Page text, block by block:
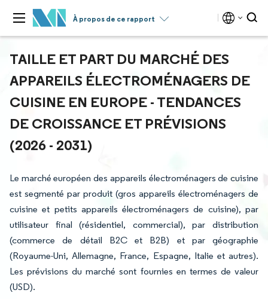
À propos de ce rapport
TAILLE ET PART DU MARCHÉ DES
APPAREILS ÉLECTROMÉNAGERS DE
CUISINE EN EUROPE - TENDANCES
DE CROISSANCE ET PRÉVISIONS
(2026 - 2031)
Le marché européen des appareils électroménagers de cuisine
est segmenté par produit (gros appareils électroménagers de
cuisine et petits appareils électroménagers de cuisine), par
utilisateur final (résidentiel, commercial), par distribution
(commerce de détail B2C et B2B) et par géographie
(Royaume-Uni, Allemagne, France, Espagne, Italie et autres).
Les prévisions du marché sont fournies en termes de valeur
(USD).